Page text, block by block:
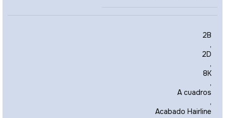
2B
,
2D
,
8K
,
A cuadros
,
Acabado Hairline